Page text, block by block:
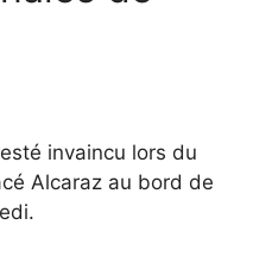
invaincu lors du
Alcaraz au bord de